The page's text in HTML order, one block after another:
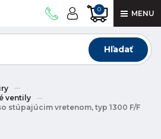
0 MENU
Hľadať
ventily
stúpajúcim vretenom, typ 1300 F/F